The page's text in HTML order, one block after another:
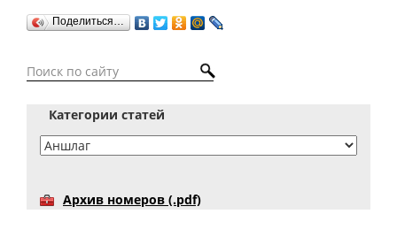
Поделиться…
Категории статей
Архив номеров (.pdf)